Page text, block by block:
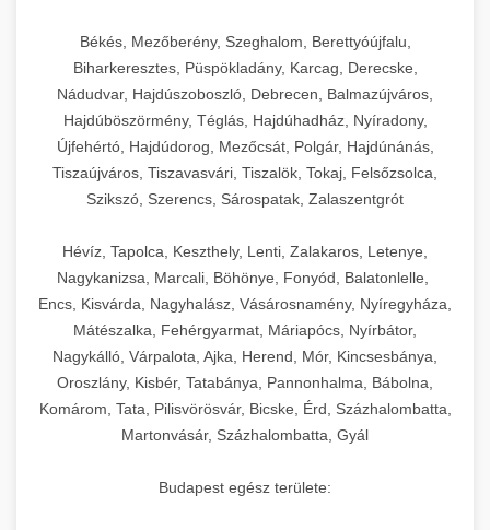
Békés, Mezőberény, Szeghalom, Berettyóújfalu,
Biharkeresztes, Püspökladány, Karcag, Derecske,
Nádudvar, Hajdúszoboszló, Debrecen, Balmazújváros,
Hajdúböszörmény, Téglás, Hajdúhadház, Nyíradony,
Újfehértó, Hajdúdorog, Mezőcsát, Polgár, Hajdúnánás,
Tiszaújváros, Tiszavasvári, Tiszalök, Tokaj, Felsőzsolca,
Szikszó, Szerencs, Sárospatak, Zalaszentgrót
Hévíz, Tapolca, Keszthely, Lenti, Zalakaros, Letenye,
Nagykanizsa, Marcali, Böhönye, Fonyód, Balatonlelle,
Encs, Kisvárda, Nagyhalász, Vásárosnamény, Nyíregyháza,
Mátészalka, Fehérgyarmat, Máriapócs, Nyírbátor,
Nagykálló, Várpalota, Ajka, Herend, Mór, Kincsesbánya,
Oroszlány, Kisbér, Tatabánya, Pannonhalma, Bábolna,
Komárom, Tata, Pilisvörösvár, Bicske, Érd, Százhalombatta,
Martonvásár, Százhalombatta, Gyál
Budapest egész területe: